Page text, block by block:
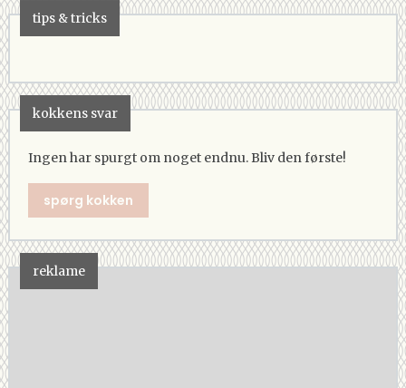
tips & tricks
kokkens svar
Ingen har spurgt om noget endnu. Bliv den første!
spørg kokken
reklame